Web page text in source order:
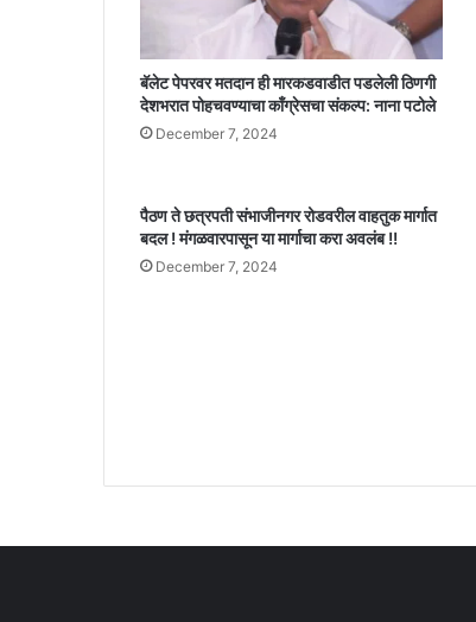
बॅलेट पेपरवर मतदान ही मारकडवाडीत पडलेली ठिणगी
देशभरात पोहचवण्याचा काँग्रेसचा संकल्प: नाना पटोले
December 7, 2024
पैठण ते छत्रपती संभाजीनगर रोडवरील वाहतुक मार्गात
बदल ! मंगळवारपासून या मार्गाचा करा अवलंब !!
December 7, 2024